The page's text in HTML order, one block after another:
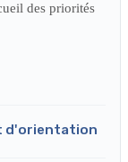
des priorités
d'orientation